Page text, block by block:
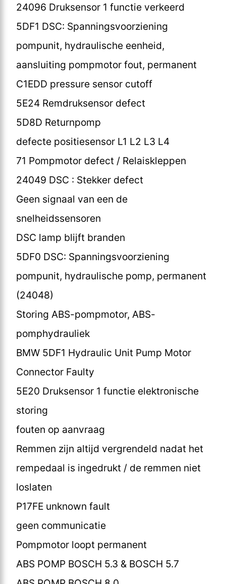
24096 Druksensor 1 functie verkeerd
5DF1 DSC: Spanningsvoorziening
pompunit, hydraulische eenheid,
aansluiting pompmotor fout, permanent
C1EDD pressure sensor cutoff
5E24 Remdruksensor defect
5D8D Returnpomp
defecte positiesensor L1 L2 L3 L4
71 Pompmotor defect / Relaiskleppen
24049 DSC : Stekker defect
Geen signaal van een de
snelheidssensoren
DSC lamp blijft branden
5DF0 DSC: Spanningsvoorziening
pompunit, hydraulische pomp, permanent
(24048)
Storing ABS-pompmotor, ABS-
pomphydrauliek
BMW 5DF1 Hydraulic Unit Pump Motor
Connector Faulty
5E20 Druksensor 1 functie elektronische
storing
fouten op aanvraag
Remmen zijn altijd vergrendeld nadat het
rempedaal is ingedrukt / de remmen niet
loslaten
P17FE unknown fault
geen communicatie
Pompmotor loopt permanent
ABS POMP BOSCH 5.3 & BOSCH 5.7